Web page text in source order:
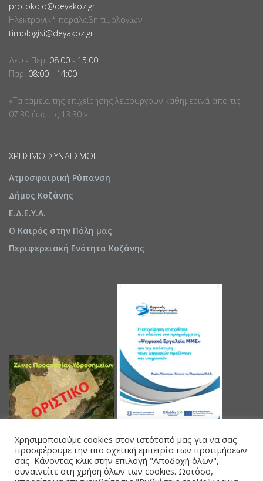
protokolo@deyakoz.gr
Ηλεκτρονική παραλαβή τιμολογίων
timologisi@deyakoz.gr
Δευ - Πεμ: 08:00 - 15:00
Παρ: 08:00 - 14:00
«Τα ταμεία της επιχείρησης λειτουργούν καθημερινά απο τις
07:30 έως τις 13:30 »
ΧΡΉΣΙΜΟΙ ΣΎΝΔΕΣΜΟΙ
Ατμοσφαιρική Ρύπανση
Δήμος Κοζάνης
Ε.Δ.Ε.Υ.Α.
Ο Καιρός στην Πόλη μας
Περιφερειακή Ενότητα Κοζάνης
Χρησιμοποιούμε cookies στον ιστότοπό μας για να σας
προσφέρουμε την πιο σχετική εμπειρία των προτιμήσεων
σας. Κάνοντας κλικ στην επιλογή "Αποδοχή όλων",
συναινείτε στη χρήση όλων των cookies. Ωστόσο,